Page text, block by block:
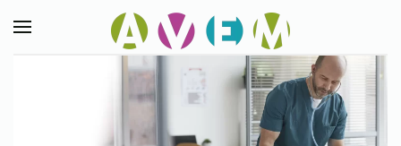
Skip to main content